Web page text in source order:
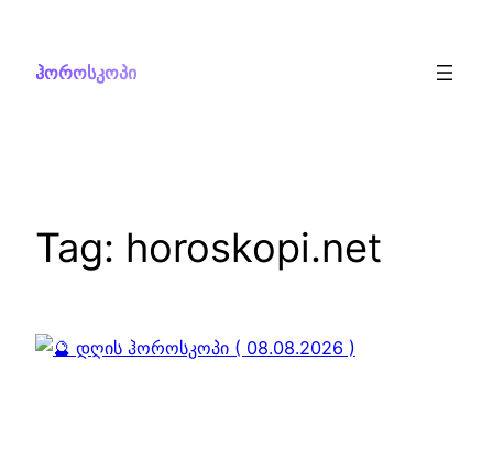
content
ჰოროსკოპი
Tag: horoskopi.net